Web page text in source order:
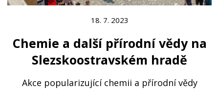
18. 7. 2023
Chemie a další přírodní vědy na
Slezskoostravském hradě
Akce popularizující chemii a přírodní vědy